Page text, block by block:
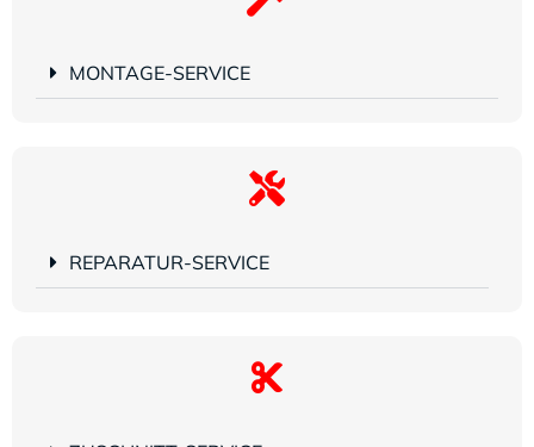
MONTAGE-SERVICE
REPARATUR-SERVICE